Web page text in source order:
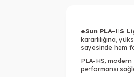
eSun PLA-HS
kararlılığına,
sayesinde hem
PLA-HS,
performansı